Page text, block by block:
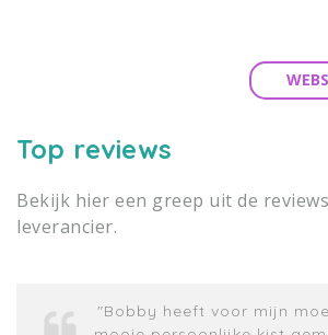
Top reviews
Bekijk hier een greep uit de
leverancier.
"Bobby heeft voor mijn